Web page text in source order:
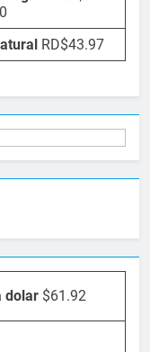
RD$43.97
dolar $61.92